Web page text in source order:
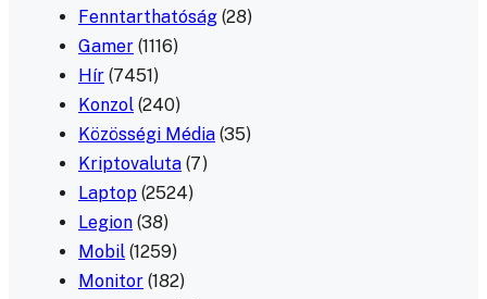
Fenntarthatóság (28)
Gamer (1116)
Hír (7451)
Konzol (240)
Közösségi Média (35)
Kriptovaluta (7)
Laptop (2524)
Legion (38)
Mobil (1259)
Monitor (182)